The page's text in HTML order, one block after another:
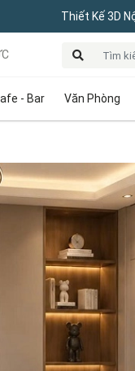
Thiết Kế 3D
- Bar Văn Phòng